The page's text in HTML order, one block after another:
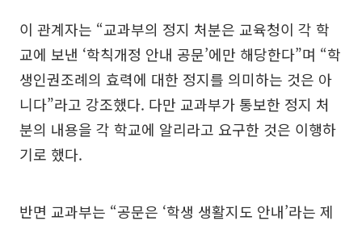
이 관계자는 “교과부의 정지 처분은 교육청이 각 학
교에 보낸 ‘학칙개정 안내 공문’에만 해당한다”며 “학
생인권조례의 효력에 대한 정지를 의미하는 것은 아
니다”라고 강조했다. 다만 교과부가 통보한 정지 처
분의 내용을 각 학교에 알리라고 요구한 것은 이행하
기로 했다.
반면 교과부는 “공문은 ‘학생 생활지도 안내’라는 제